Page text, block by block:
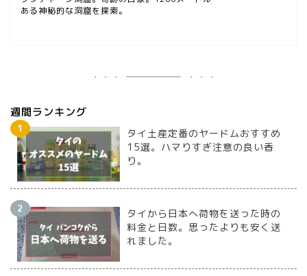
ある神秘的な洞窟を探索。
週間ランキング
タイ土産定番のヤードムおすすめ
15選。ハマりすぎ注意の良い香
り。
タイから日本へ荷物を送った時の
料金と日数。思ったよりも安く送
れました。